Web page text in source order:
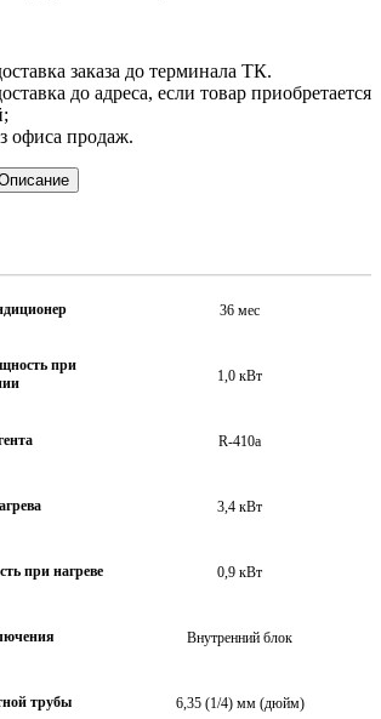
заказа до терминала ТК.
до адреса, если товар приобретается
офиса продаж.
36 мес
при
1,0 кВт
R-410a
3,4 кВт
при нагреве 0,9 кВт
Внутренний блок
трубы 6,35 (1/4) мм (дюйм)